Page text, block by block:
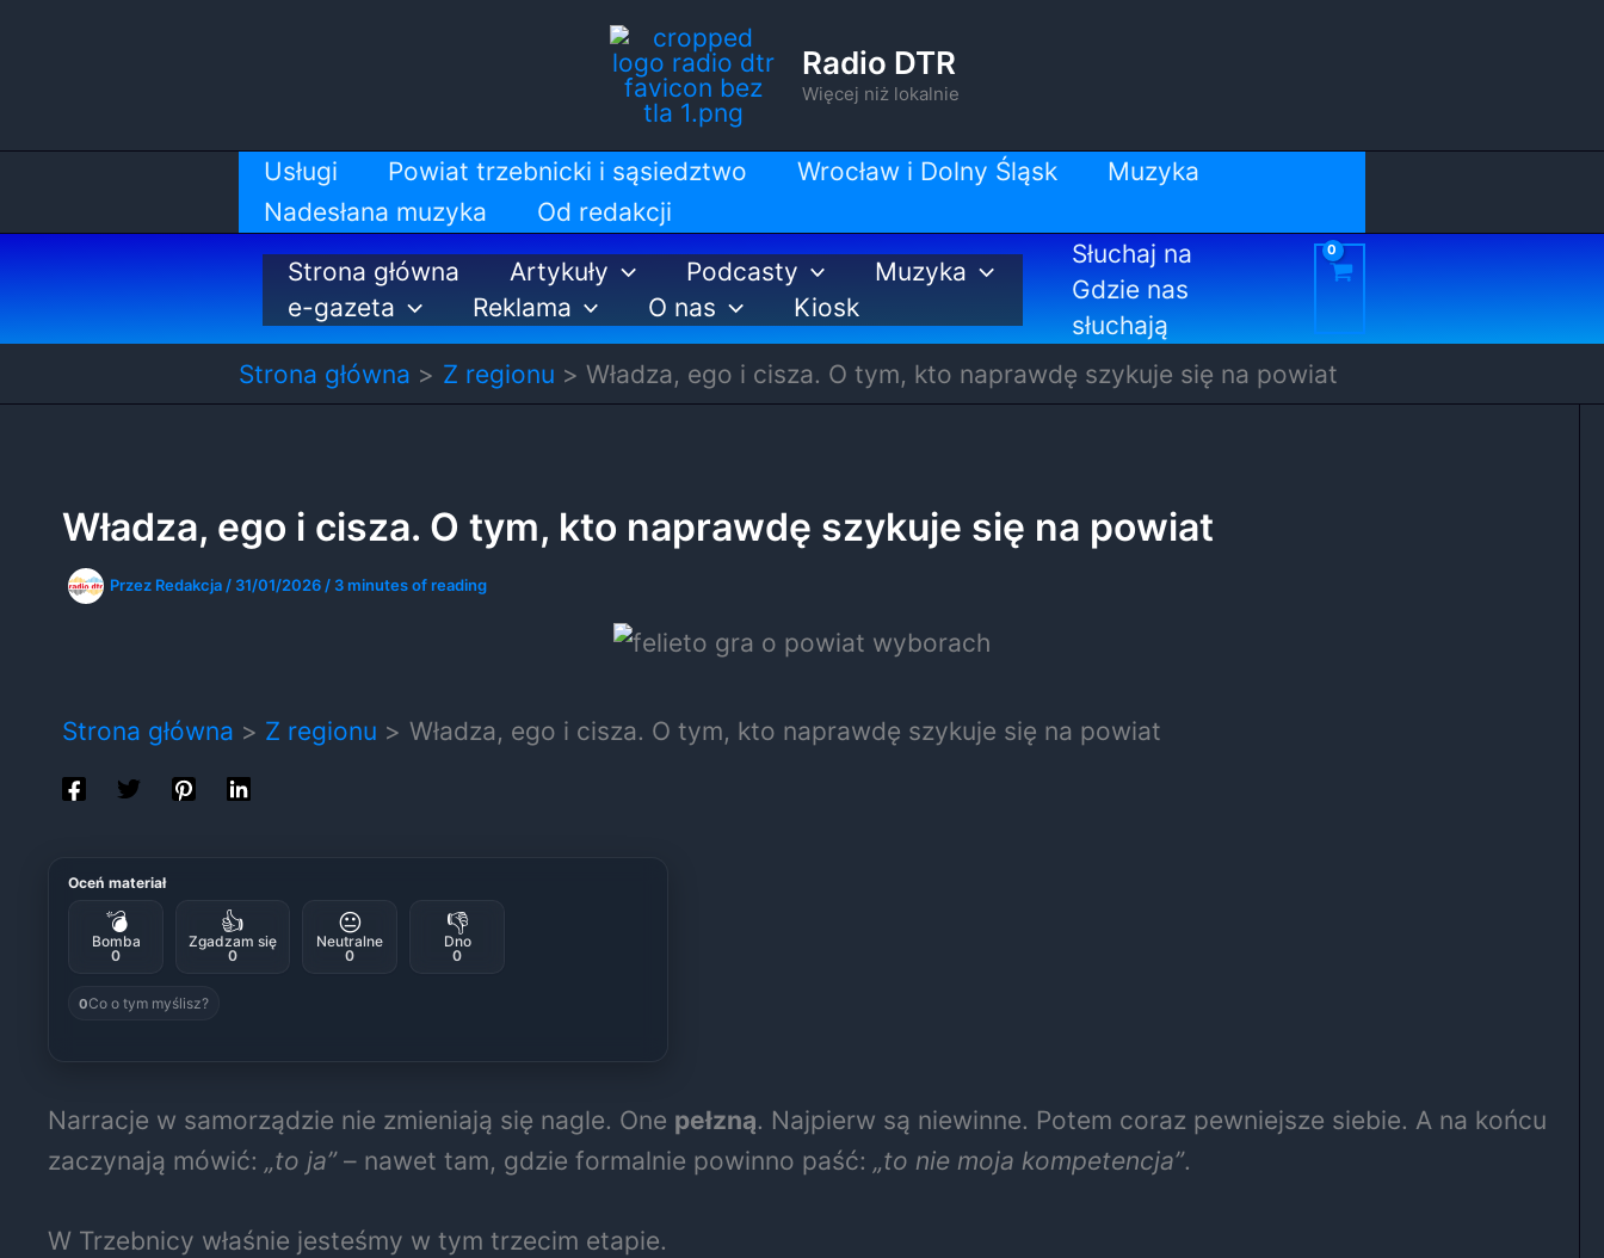
Radio DTR
Więcej niż lokalnie
Usługi Powiat trzebnicki i sąsiedztwo Wrocław i Dolny Śląsk
Muzyka
Nadesłana muzyka
Od redakcji
Strona główna
Artykuły Podcasty
Muzyka
e-gazeta
Reklama O nas Kiosk
Słuchaj na
Gdzie nas
słuchają
Strona główna
Z regionu Władza, ego i cisza. O tym, kto naprawdę szykuje się na powiat
Władza, ego i cisza. O tym, kto naprawdę szykuje się na powiat
Przez Redakcja / 31/01/2026 / 3 minutes of reading
Strona główna Z regionu Władza, ego i cisza. O tym, kto naprawdę szykuje się na powiat
Oceń materiał
💣
Bomba
0
👍
Zgadzam się
0
😐
Neutralne
0
👎
Dno
0
0Co o tym myślisz?
Narracje w samorządzie nie zmieniają się nagle. One pełzną. Najpierw są niewinne. Potem coraz pewniejsze siebie. A na końcu
zaczynają mówić: „to ja”– nawet tam, gdzie formalnie powinno paść: „to nie moja kompetencja”.
W Trzebnicy właśnie jesteśmy w tym trzecim etapie.